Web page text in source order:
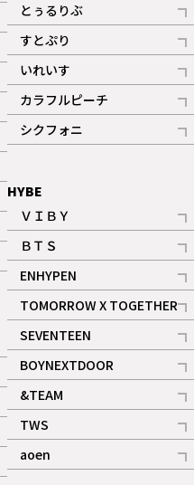
とぅるりぶ
記事
すとぷり
記事
ギャラリー
いれいす
記事
ギャラリー
カラフルピーチ
記事
シクフォニ
記事
HYBE
ＶＩＢＹ
記事
ＢＴＳ
記事
ENHYPEN
記事
TOMORROW X TOGETHER
記事
ギャラリー
SEVENTEEN
記事
BOYNEXTDOOR
記事
&TEAM
記事
ギャラリー
TWS
記事
aoen
記事